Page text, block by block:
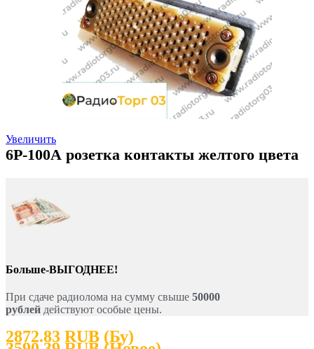
Увеличить
6Р-100А розетка контакты желтого цвета
Больше-ВЫГОДНЕЕ!
При сдаче радиолома на сумму свыше 50000
рублей действуют особые цены.
2872.83 RUB (Бу)